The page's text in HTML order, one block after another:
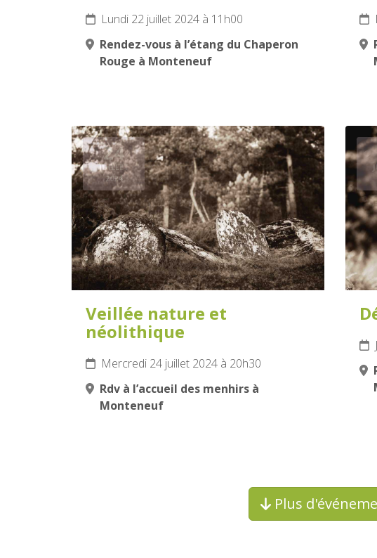
Lundi 22 juillet 2024 à 11h00
Rendez-vous à l’étang du Chaperon
Rouge à Monteneuf
24
JUILLET
2024
Veillée nature et
néolithique
Mercredi 24 juillet 2024 à 20h30
Rdv à l’accueil des menhirs à
Monteneuf
Plus